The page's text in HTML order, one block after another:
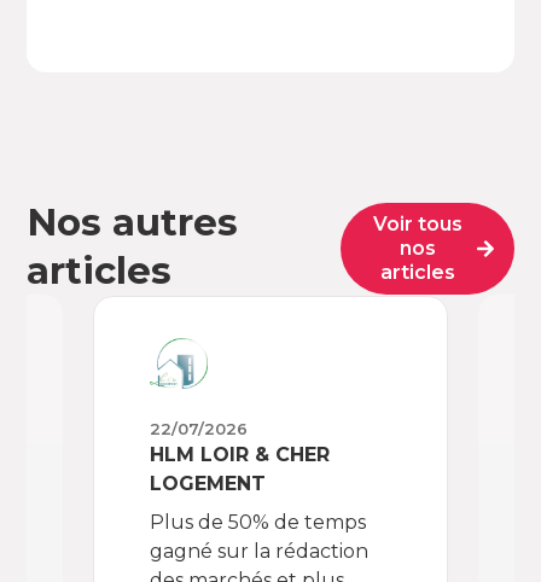
Nos autres
articles
Voir tous
nos
articles
22/07/2026
HLM LOIR & CHER
LOGEMENT
Plus de 50% de temps
gagné sur la rédaction